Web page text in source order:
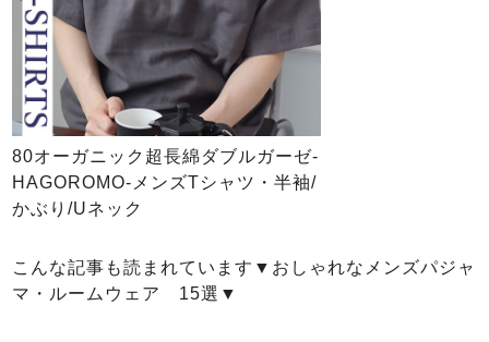
80オーガニック超長綿ダブルガーゼ-
HAGOROMO-メンズTシャツ・半袖/
かぶり/Uネック
こんな記事も読まれています▼おしゃれなメンズパジャ
マ・ルームウェア 15選▼